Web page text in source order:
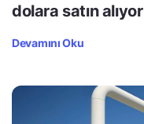
dolara satın alıyor
Devamını Oku